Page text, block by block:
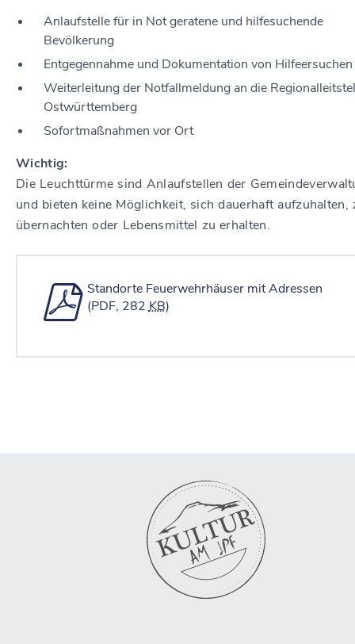
Anlaufstelle für in Not geratene und hilfesuchende
Bevölkerung
Entgegennahme und Dokumentation von Hilfeersuchen
Weiterleitung der Notfallmeldung an die
Ostwürttemberg
Sofortmaßnahmen vor Ort
Wichtig:
Die Leuchttürme sind Anlaufstellen der
und bieten keine Möglichkeit, sich dauerhaft aufzuhalten,
übernachten oder Lebensmittel zu erhalten.
Standorte Feuerwehrhäuser mit Adressen
(PDF, 282KB)